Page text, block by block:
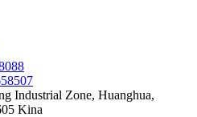
Industrial Zone, Huanghua,
Kina